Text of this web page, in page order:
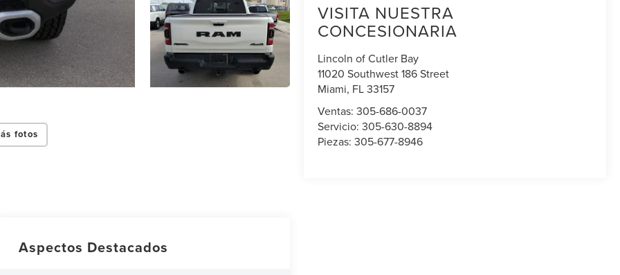
fotos
VISITA NUESTRA
CONCESIONARIA
Lincoln of Cutler Bay
11020 Southwest 186 Street
Miami, FL 33157
Ventas: 305-686-0037
Servicio: 305-630-8894
Piezas: 305-677-8946
Aspectos Destacados